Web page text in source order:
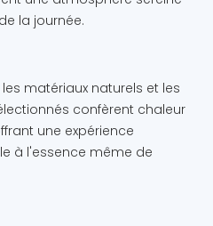
la journée.
matériaux naturels et les
confèrent chaleur
une expérience
à l'essence même de